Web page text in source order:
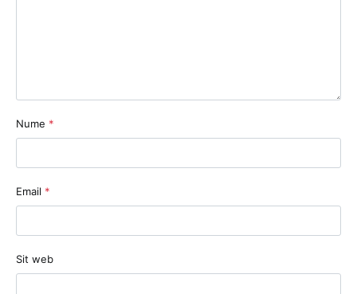
Nume *
Email *
Sit web